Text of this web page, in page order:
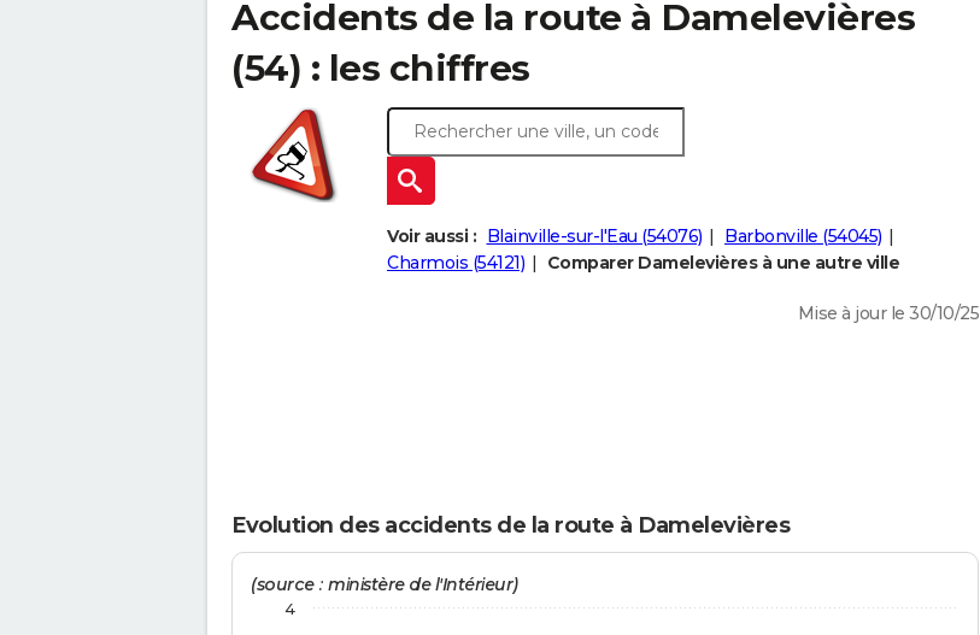
Accidents de la route à Damelevières
(54) : les chiffres
Voir aussi : Blainville-sur-l'Eau (54076)
Barbonville (54045)
Charmois (54121)
Comparer Damelevières à une autre ville
Mise à jour le 30/10/25
Evolution des accidents de la route à Damelevières
(source : ministère de l'Intérieur)
4